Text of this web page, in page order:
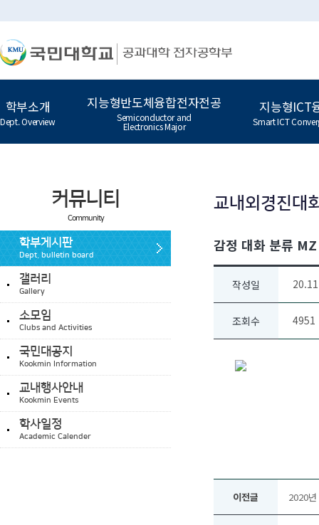
학부소개
Dept. Overview
지능형반도체융합전자전공
Semiconductor and
Electronics Major
지능형ICT
Smart ICT
커뮤니티
Community
학부게시판
Dept. bulletin board
갤러리
Gallery
소모임
Clubs and Activities
국민대공지
Kookmin Information
교내행사안내
Kookmin Events
학사일정
Academic Calender
교내외경진대
감정 대화 분류
작성일
조회수 4951
이전글 2020